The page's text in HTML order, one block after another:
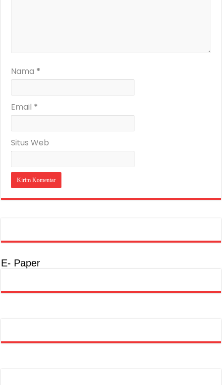
Nama *
Email *
Situs Web
E- Paper